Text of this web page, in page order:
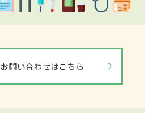
問い合わせはこちら